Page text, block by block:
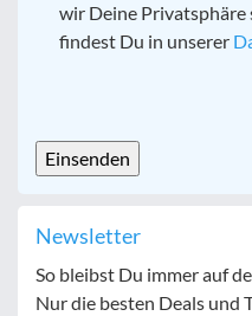
wir Deine Privatsphäre
findest Du in unserer
Newsletter
So bleibst Du immer auf
Nur die besten Deals und